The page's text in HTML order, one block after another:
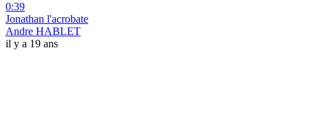
0:39
Jonathan l'acrobate
Andre HABLET
il y a 19 ans